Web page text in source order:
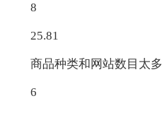
8
25.81
商品种类和网站数目太多
6